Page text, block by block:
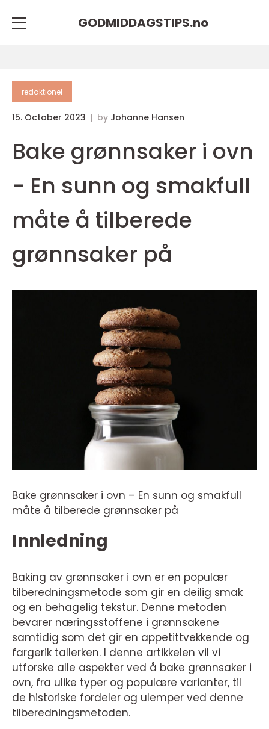
GODMIDDAGSTIPS.no
redaktionel
15. October 2023 by Johanne Hansen
Bake grønnsaker i ovn
- En sunn og smakfull
måte å tilberede
grønnsaker på
Bake grønnsaker i ovn – En sunn og smakfull
måte å tilberede grønnsaker på
Innledning
Baking av grønnsaker i ovn er en populær
tilberedningsmetode som gir en deilig smak
og en behagelig tekstur. Denne metoden
bevarer næringsstoffene i grønnsakene
samtidig som det gir en appetittvekkende og
fargerik tallerken. I denne artikkelen vil vi
utforske alle aspekter ved å bake grønnsaker i
ovn, fra ulike typer og populære varianter, til
de historiske fordeler og ulemper ved denne
tilberedningsmetoden.